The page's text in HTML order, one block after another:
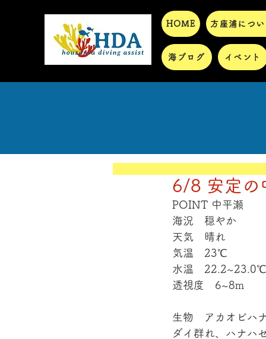
HOME 方座浦につ
海ブログ イベント
6/8 安定の
POINT 中平瀬
海況　穏やか
天気　晴れ
気温　23℃
水温　22.2~23.0℃
透視度　6~8m
生物　アカオビハ
ダイ群れ、ハナハ